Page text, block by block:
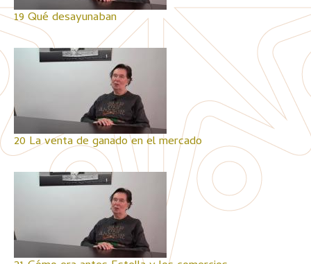
19 Qué desayunaban
20 La venta de ganado en el mercado